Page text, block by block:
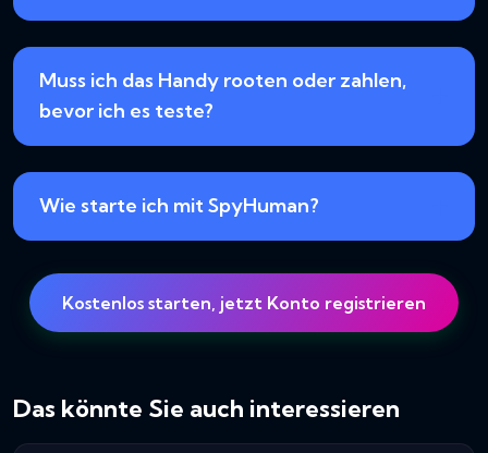
Muss ich das Handy rooten oder zahlen,
bevor ich es teste?
Wie starte ich mit SpyHuman?
Kostenlos starten, jetzt Konto registrieren
Das könnte Sie auch interessieren